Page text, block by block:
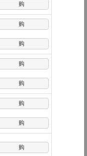
购
购
购
购
购
购
购
购